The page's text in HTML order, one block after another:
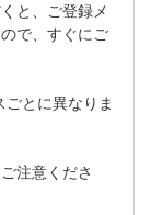
と、ご登録メ
で、すぐにご
とに異なりま
注意くださ